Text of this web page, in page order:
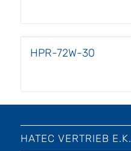
HPR-72W-30
HATEC VERTRIEB E.K.